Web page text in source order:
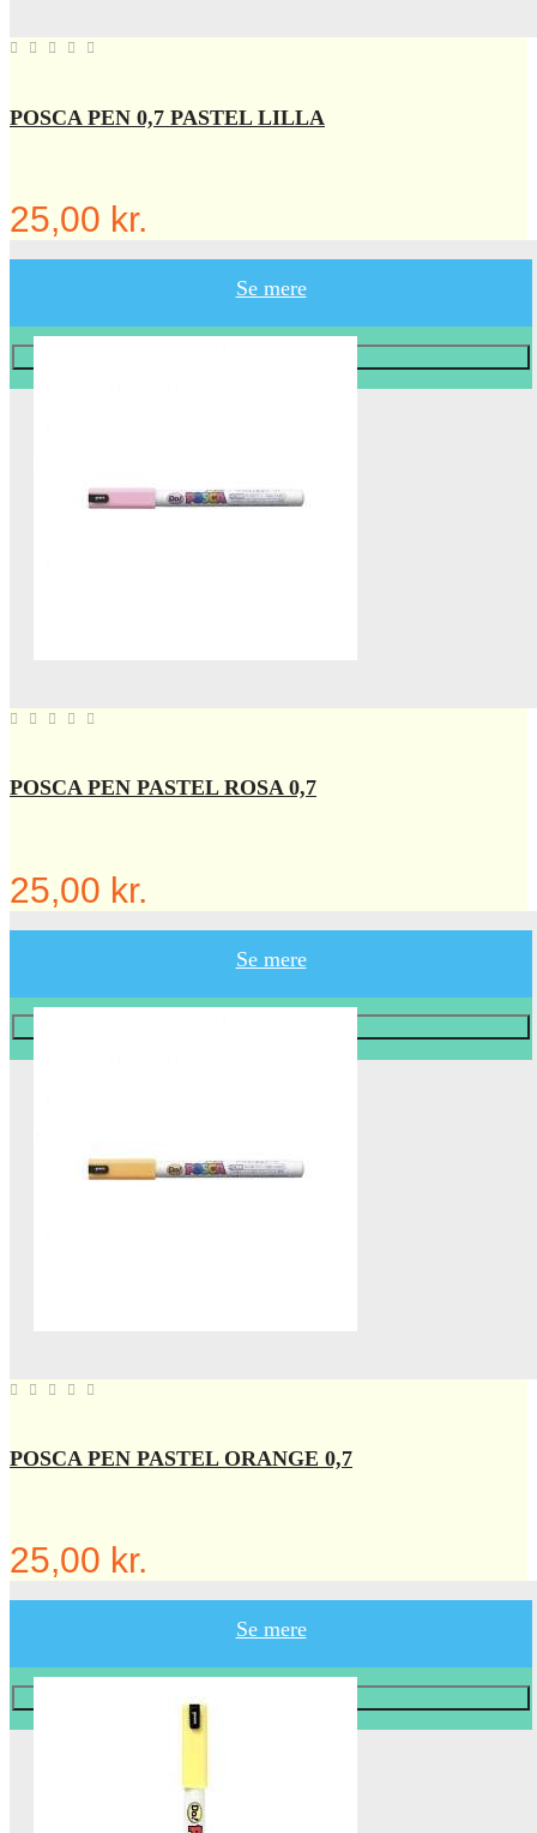
POSCA PEN 0,7 PASTEL LILLA
25,00 kr.
Se mere
POSCA PEN PASTEL ROSA 0,7
25,00 kr.
Se mere
POSCA PEN PASTEL ORANGE 0,7
25,00 kr.
Se mere